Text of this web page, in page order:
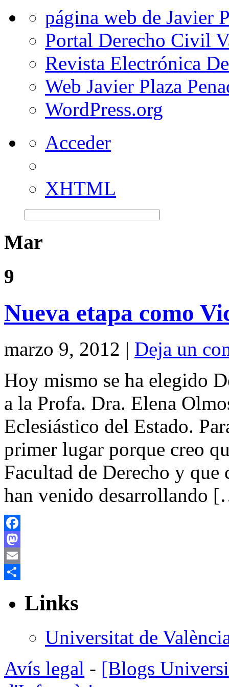
página web de Javier
Portal Derecho Civil
Revista Electrónica
Web Javier Plaza
WordPress.org
Acceder
XHTML
Mar
9
Nueva etapa como
marzo 9, 2012 | Deja un
Hoy mismo se ha elegido
a la Profa. Dra. Elena
Eclesiástico del Estado.
primer lugar porque creo
Facultad de Derecho y que
han venido desarrollando
Facebook
Mastodon
Email
Links
Universitat de
Avís legal - [Blogs